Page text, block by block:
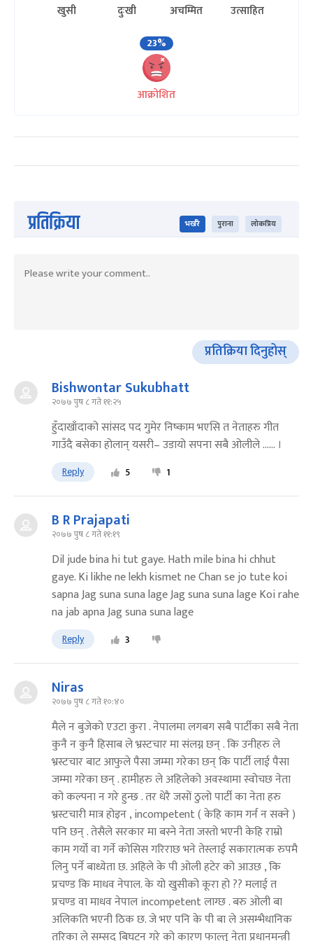
खुसी दुःखी अचम्मित
उत्साहित
23%
आक्रोशित
प्रतिक्रिया भर्खरै पुराना लोकप्रिय
प्रतिक्रिया दिनुहोस्
Bishwontar Sukubhatt
२०७७ पुष ८ गते ११:२५
हुँदाखाँदाको सांसद पद गुमेर निष्काम भएसि त नेताहरु गीत
गाउँदै बसेका होलान् यसरी– उडायो सपना सबै ओलीले ...... ।
Reply 5 1
B R Prajapati
२०७७ पुष ८ गते ११:१९
Dil jude bina hi tut gaye. Hath mile bina hi chhut
gaye. Ki likhe ne lekh kismet ne Chan se jo tute koi
sapna Jag suna suna lage Jag suna suna lage Koi rahe
na jab apna Jag suna suna lage
Reply 3
Niras
२०७७ पुष ८ गते १०:४०
मैले न बुजेको एउटा कुरा . नेपालमा लगबग सबै पार्टीका सबै नेता
कुनै न कुनै हिसाब ले भ्रस्टचार मा संलग्न छन् . कि उनीहरु ले
भ्रस्टचार बाट आफुले पैसा जम्मा गरेका छन् कि पार्टी लाई पैसा
जम्मा गरेका छन् . हामीहरु ले अहिलेको अवस्थामा स्वोचछ नेता
को कल्पना न गरे हुन्छ . तर धेरै जसों ठुलो पार्टी का नेता हरु
भ्रस्टचारी मात्र होइन , incompetent ( केहि काम गर्न न सक्ने )
पनि छन् . तेसैले सरकार मा बस्ने नेता जस्तो भएनी केहि राम्रो
काम गर्यो वा गर्ने कोसिस गरिराछ भने तेस्लाई सकारात्मक रुपमै
लिनु पर्ने बाध्येता छ. अहिले के पी ओली हटेर को आउछ , कि
प्रचण्ड कि माधव नेपाल. के यो खुसीको कूरा हो ?? मलाई त
प्रचण्ड वा माधव नेपाल incompetent लाग्छ . बरु ओली बा
अलिकति भएनी ठिक छ. जे भए पनि के पी बा ले असम्भैधानिक
तरिका ले सम्सद बिघटन गरे को कारण फाल्तु नेता प्रधानमन्त्री